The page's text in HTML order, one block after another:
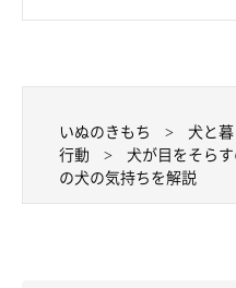
文／いぬのきもちWeb編集室
いぬのきもち 犬と
行動
犬が目をそら
の犬の気持ちを解説